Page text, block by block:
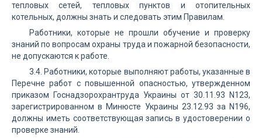
тепловых сетей, тепловых пунктов и отопительных
котельных, должны знать и следовать этим Правилам.
Работники, которые не прошли обучение и проверку
знаний по вопросам охраны труда и пожарной безопасности,
не допускаются к работе.
3.4. Работники, которые выполняют работы, указанные в
Перечне работ с повышенной опасностью, утвержденном
приказом Госнадзорохрантруда Украины от 30.11.93 N123,
зарегистрированном в Минюсте Украины 23.12.93 за N196,
должны иметь соответствующая запись в удостоверении о
проверке знаний.